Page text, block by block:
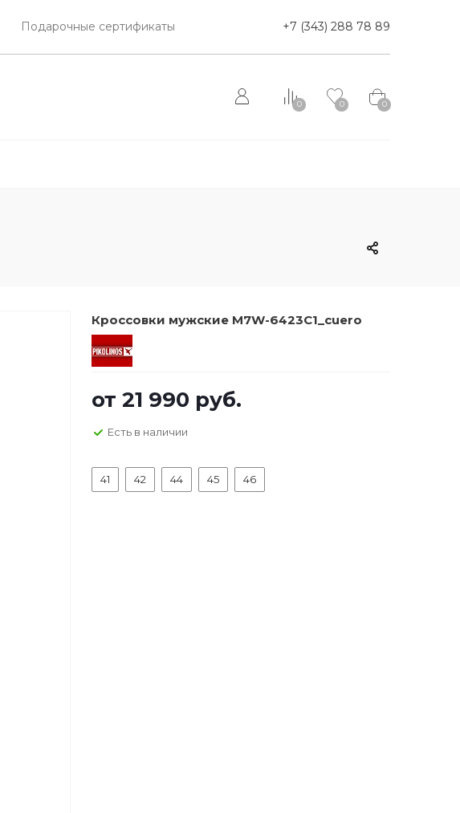
Подарочные сертификаты +7 (343) 288 78 89
0 0 0
Кроссовки мужские M7W-6423C1_cuero
от21 990 руб.
Есть в наличии
41 42 44 45 46